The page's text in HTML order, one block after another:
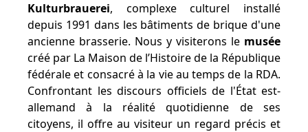
Kulturbrauerei, complexe culturel installé
depuis 1991 dans les bâtiments de brique d'une
ancienne brasserie. Nous y visiterons le musée
créé par La Maison de l’Histoire de la République
fédérale et consacré à la vie au temps de la RDA.
Confrontant les discours officiels de l'État est-
allemand à la réalité quotidienne de ses
citoyens, il offre au visiteur un regard précis et